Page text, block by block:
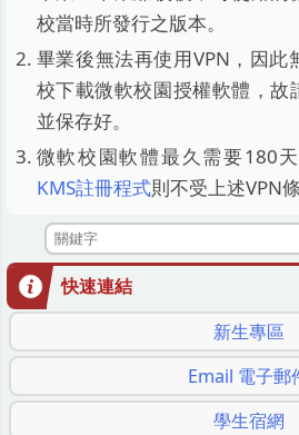
校當時所發行之版本。
畢業後無法再使用VPN，因此
校下載微軟校園授權軟體，故
並保存好。
微軟校園軟體最久需要180
KMS註冊程式則不受上述VPN
快速連結
新生專區
Email 電子郵
學生宿網